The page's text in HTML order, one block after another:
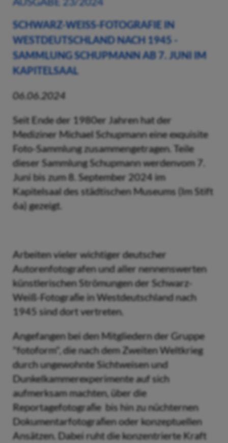
SCHWARZ-WEISS-FOTOGRAFIE IN WE
STDEUTSCHLAND NACH 1945 - SA
MMLUNG SCHUPMANN AB 7. JUNI IM KA
PITELSAAL
06.06.2024
Seit Ende der 1980er Jahren hat der
Mediziner Michael Schupmann eine exquisite
Foto-Sammlung zusammengetragen. Teile
dieser Sammlung Schupmann werdenvom 7.
Juni bis zum 8. September 2024 im
Kapitelsaal des städtischen Museums (Im Stift
6a) gezeigt.
Arbeiten vieler wichtiger deutscher
Autorenfotografen und aller nennenswerten
künstlerischen Strömungen der Schwarz-
Weiß-Fotograﬁe in Westdeutschland nach
1945 sind dort vertreten.
Angefangen bei den Mitgliedern der Gruppe
"fotoform", die nach dem Zweiten Weltkrieg
durch ungewohnte Sichtweisen und
Dunkelkammerexperimente auf sich
aufmerksam machten, über die
Reportagefotograﬁe bis hin zu nüchternen
Dokumentarfotograﬁen oder konzeptuellen
Ansätzen. Dabei ruht die konzentrierte Kraft